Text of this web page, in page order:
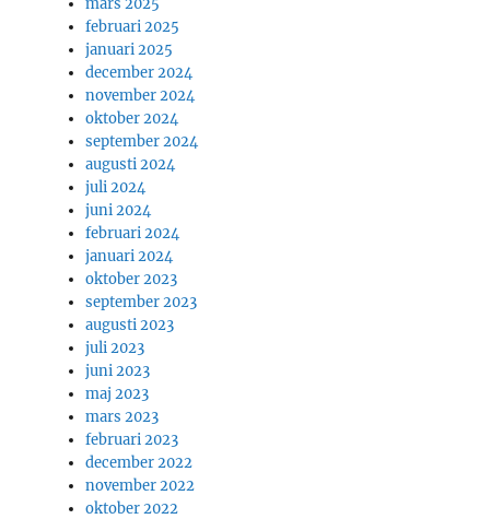
mars 2025
februari 2025
januari 2025
december 2024
november 2024
oktober 2024
september 2024
augusti 2024
juli 2024
juni 2024
februari 2024
januari 2024
oktober 2023
september 2023
augusti 2023
juli 2023
juni 2023
maj 2023
mars 2023
februari 2023
december 2022
november 2022
oktober 2022